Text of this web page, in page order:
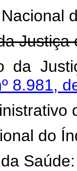
Justiça
da
8.981,
do
Saúde: